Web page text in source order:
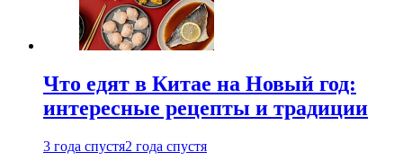
Что едят в Китае на Новый год:
интересные рецепты и традиции
3 года спустя2 года спустя